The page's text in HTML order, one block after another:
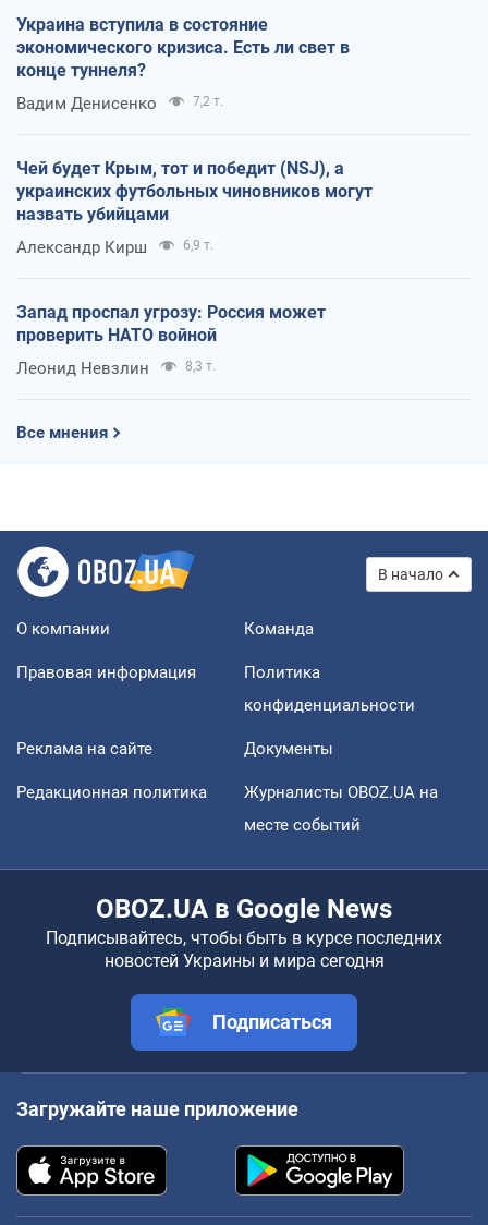
Украина вступила в состояние
экономического кризиса. Есть ли свет в
конце туннеля?
Вадим Денисенко 7,2 т.
Чей будет Крым, тот и победит (NSJ), а
украинских футбольных чиновников могут
назвать убийцами
Александр Кирш 6,9 т.
Запад проспал угрозу: Россия может
проверить НАТО войной
Леонид Невзлин 8,3 т.
Все мнения
В начало
О компании Команда
Правовая информация
Политика
конфиденциальности
Реклама на сайте Документы
Редакционная политика
Журналисты OBOZ.UA на
месте событий
OBOZ.UA в Google News
Подписывайтесь, чтобы быть в курсе последних
новостей Украины и мира сегодня
Подписаться
Загружайте наше приложение